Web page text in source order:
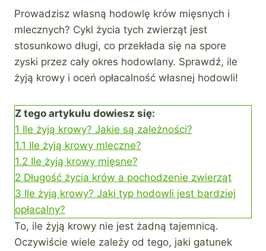
Prowadzisz własną hodowlę krów mięsnych i
mlecznych? Cykl życia tych zwierząt jest
stosunkowo długi, co przekłada się na spore
zyski przez cały okres hodowlany. Sprawdź, ile
żyją krowy i oceń opłacalność własnej hodowli!
Z tego artykułu dowiesz się:
1 Ile żyją krowy? Jakie są zależności?
1.1 Ile żyją krowy mleczne?
1.2 Ile żyją krowy mięsne?
2 Długość życia krów a pochodzenie zwierząt
3 Ile żyją krowy? Jaki typ hodowli jest bardziej
opłacalny?
To, ile żyją krowy nie jest żadną tajemnicą.
Oczywiście wiele zależy od tego, jaki gatunek